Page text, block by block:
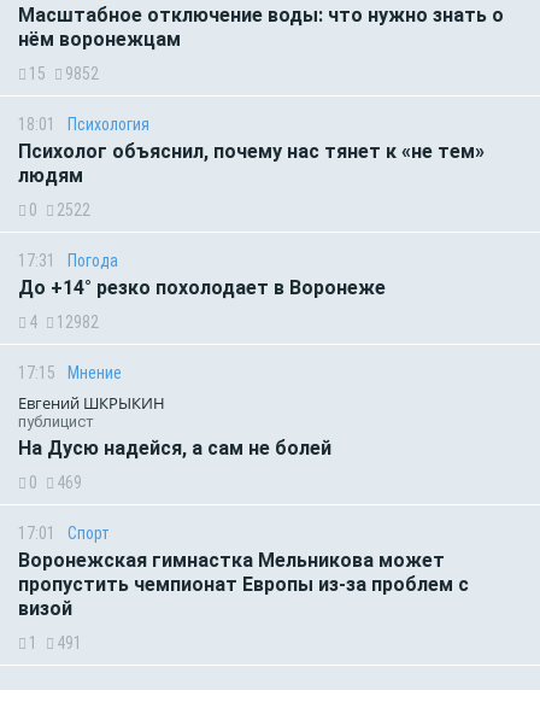
Масштабное отключение воды: что нужно знать о
нём воронежцам
15 9852
18:01 Психология
Психолог объяснил, почему нас тянет к «не тем»
людям
0 2522
17:31 Погода
До +14° резко похолодает в Воронеже
4 12982
17:15 Мнение
Евгений ШКРЫКИН
публицист
На Дусю надейся, а сам не болей
0 469
17:01 Спорт
Воронежская гимнастка Мельникова может
пропустить чемпионат Европы из-за проблем с
визой
1 491